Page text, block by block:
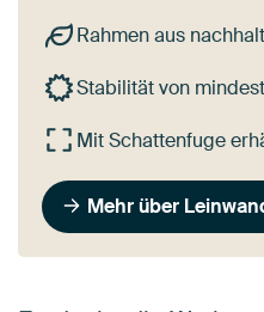
Rahmen aus
Stabilität von
Mit Schattenfuge
Mehr über